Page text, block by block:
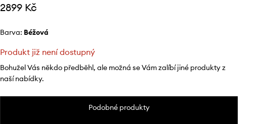
2899 Kč
Barva: béžová
Produkt již není dostupný
Bohužel Vás někdo předběhl, ale možná se Vám zalíbí jiné produkty z
naší nabídky.
Podobné produkty